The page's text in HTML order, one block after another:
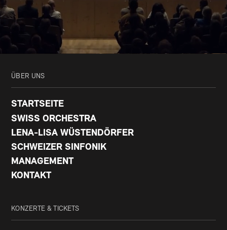
ÜBER UNS
STARTSEITE
SWISS ORCHESTRA
LENA-LISA WÜSTENDÖRFER
SCHWEIZER SINFONIK
MANAGEMENT
KONTAKT
KONZERTE & TICKETS